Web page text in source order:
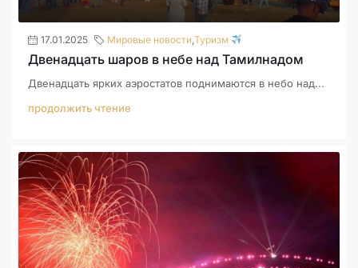
17.01.2025 Мировые новости Туризм
Двенадцать шаров в небе над Тамилнадом
Двенадцать ярких аэростатов поднимаются в небо над...
продолжить чтение